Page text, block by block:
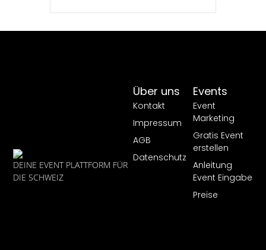
DEINE EVENT PLATTFORM FÜR
DIE SCHWEIZ
Events
Event
Marketing
Gratis Event
erstellen
Anleitung
Event Eingabe
Preise
Über uns
Kontakt
Impressum
AGB
Datenschutz